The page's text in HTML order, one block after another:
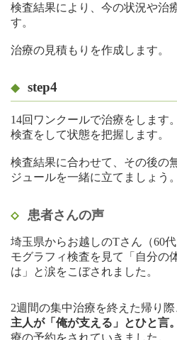
検査結果により、今の状況や治
す。
治療の見積もりを作成します。
step4
14回ワンクールで治療をします。
検査をして状態を把握します。
検査結果に合わせて、その後の
ジュールを一緒に立てましょう。
患者さんの声
埼玉県からお越しのTさん（60
モグラフィ検査を見て「自分の
は」と涙をこぼされました。
2週間の集中治療を終えた帰り際
主人が「俺が支える」とひと言。